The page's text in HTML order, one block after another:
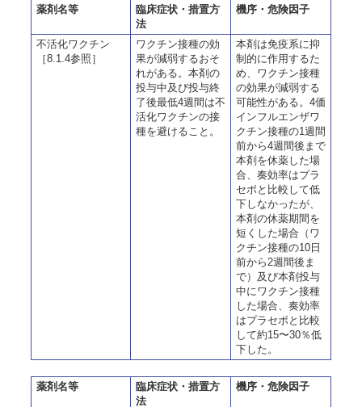
薬剤名等
臨床症状・措置方
法
機序・危険因子
不活化ワクチン
［8.1.4参照］
ワクチン接種の効
果が減弱するおそ
れがある。本剤の
投与中及び投与終
了後最低4週間は不
活化ワクチンの接
種を避けること。
本剤は免疫系に抑
制的に作用するた
め、ワクチン接種
の効果が減弱する
可能性がある。4価
インフルエンザワ
クチン接種の1週間
前から4週間後まで
本剤を休薬した場
合、奏効率はプラ
セボと比較して低
下しなかったが、
本剤の休薬期間を
短くした場合（ワ
クチン接種の10日
前から2週間後ま
で）及び本剤投与
中にワクチン接種
した場合、奏効率
はプラセボと比較
して約15〜30％低
下した。
薬剤名等
臨床症状・措置方
法
機序・危険因子